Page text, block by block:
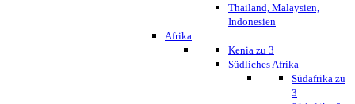
Thailand, Malaysien,
Indonesien
Afrika
Kenia zu 3
Südliches Afrika
Südafrika zu
3